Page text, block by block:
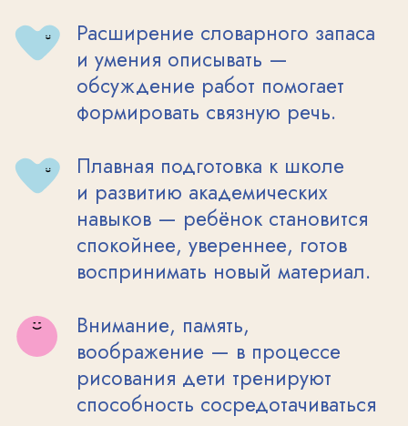
Правополушарное рисование — это
творческий метод, в котором акцент
делается на правое полушарие мозга.
Именно оно отвечает за образное
мышление, интуицию и эмоциональное
восприятие. В отличие от классических
навыки: нет правил, ошибок или
оценок. Есть только краски, кисти
и свобода самовыражения.
ОТКРЫТЬ РАСПИСАНИЕ